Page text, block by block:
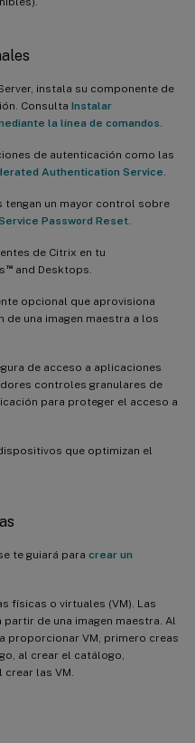
instala su componente de
Consulta Instalar
la línea de comandos
de autenticación como las
Authentication Service
tengan un mayor control sobre
Password Reset
de Citrix en tu
™and Desktops.
opcional que aprovisiona
de una imagen maestra a los
de acceso a aplicaciones
controles granulares de
para proteger el acceso a
que optimizan el
te guiará para crear un
físicas o virtuales (VM). Las
de una imagen maestra. Al
proporcionar VM, primero creas
al crear el catálogo,
las VM.